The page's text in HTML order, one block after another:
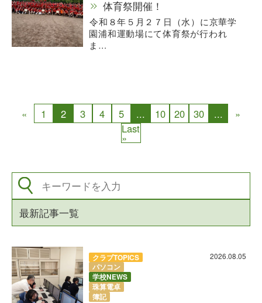
体育祭開催！
令和８年５月２７日（水）に京華学
園浦和運動場にて体育祭が行われ
ま…
« 1 2 3 4 5 ... 10 20 30 ...
»
Last
»
最新記事一覧
クラブTOPICS
パソコン
学校NEWS
珠算電卓
簿記
2026.08.05